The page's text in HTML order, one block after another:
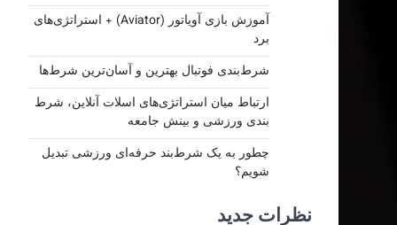
آموزش بازی آویاتور (Aviator) + استراتژی‌های
برد
شرط‌بندی فوتبال بهترین و آسان‌ترین شرط‌ها
ارتباط میان استراتژی‌های اسلات آنلاین، شرط‌
بندی ورزشی و بینش جامعه
چطور به یک شرط‌بند حرفه‌ای ورزشی تبدیل
شویم؟
نظرات جدید